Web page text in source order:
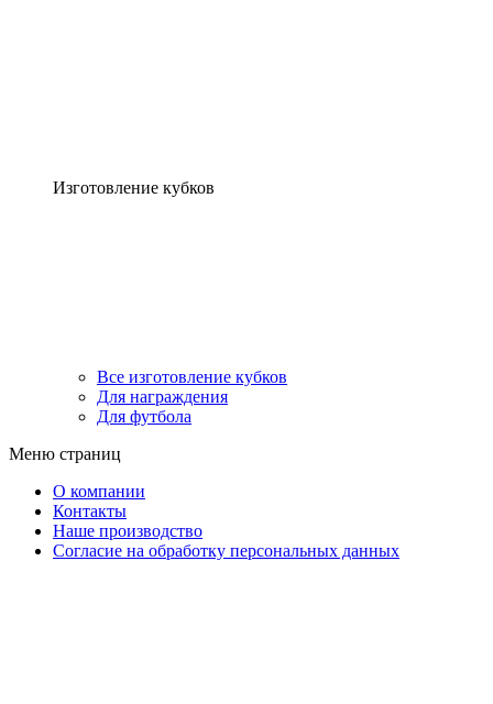
Изготовление кубков
Все изготовление кубков
Для награждения
Для футбола
Меню страниц
О компании
Контакты
Наше производство
Согласие на обработку персональных данных